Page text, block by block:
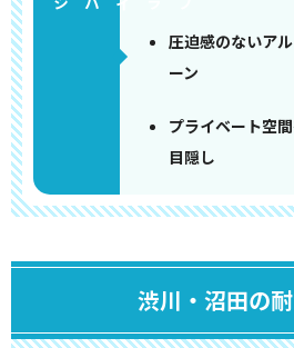
圧迫感のないア
ーン
プライベート空
目隠し
渋川・沼田の